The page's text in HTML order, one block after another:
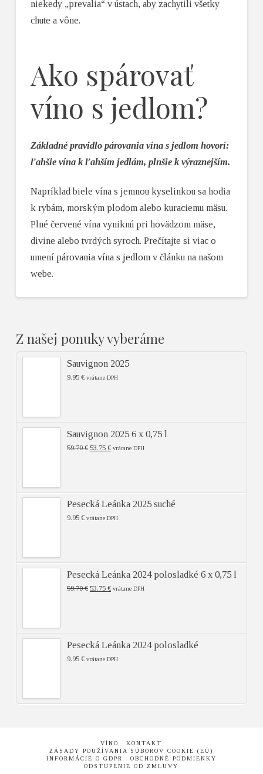
niekedy „prevalia“ v ústach, aby zachytili všetky
chute a vône.
Ako spárovať
víno s jedlom?
Základné pravidlo párovania vína s jedlom hovorí:
ľahšie vína k ľahším jedlám, plnšie k výraznejším.
Napríklad biele vína s jemnou kyselinkou sa hodia
k rybám, morským plodom alebo kuraciemu mäsu.
Plné červené vína vyniknú pri hovädzom mäse,
divine alebo tvrdých syroch. Prečítajte si viac o
umení párovania vína s jedlomv článku na našom
webe.
Z našej ponuky vyberáme
Sauvignon 2025
9.95 € vrátane DPH
Sauvignon 2025 6 x 0,75 l
59.70€ 53.75 € vrátane DPH
Pesecká Leánka 2025 suché
9.95 € vrátane DPH
Pesecká Leánka 2024 polosladké 6 x 0,75 l
59.70€ 53.75 € vrátane DPH
Pesecká Leánka 2024 polosladké
9.95 € vrátane DPH
VÍNO
KONTAKT
ZÁSADY POUŽÍVANIA SÚBOROV COOKIE (EÚ)
INFORMÁCIE O GDPR
OBCHODNÉ PODMIENKY
ODSTÚPENIE OD ZMLUVY